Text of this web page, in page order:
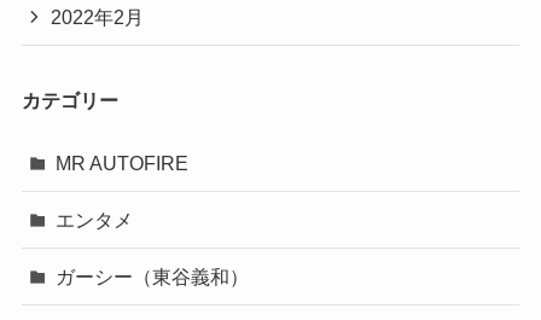
2022年2月
カテゴリー
MR AUTOFIRE
エンタメ
ガーシー（東谷義和）